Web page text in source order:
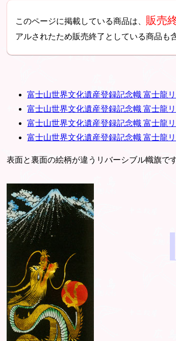
このページに掲載している商品は、 販売
アルされたため販売終了としている商品も
富士山世界文化遺産登録記念幟 富士龍
富士山世界文化遺産登録記念幟 富士龍
富士山世界文化遺産登録記念幟 富士龍
富士山世界文化遺産登録記念幟 富士龍
表面と裏面の絵柄が違うリバーシブル幟旗で